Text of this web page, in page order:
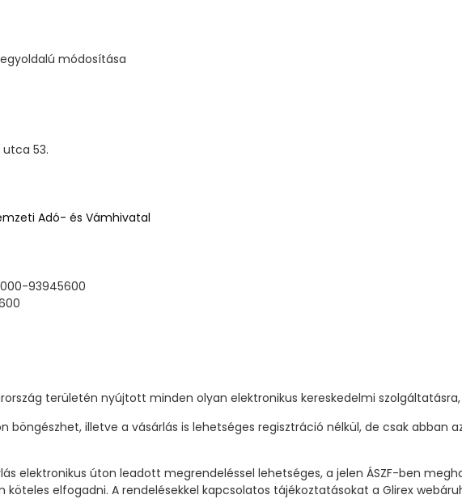
módosítása
utca 53.
Adó- és Vámhivatal
93945600
területén nyújtott minden olyan elektronikus kereskedelmi
böngészhet, illetve a vásárlás is lehetséges regisztráció nélkül, de csak abban
elektronikus úton leadott megrendeléssel lehetséges, a jelen ÁSZF-ben
elfogadni. A rendelésekkel kapcsolatos tájékoztatásokat a Glirex